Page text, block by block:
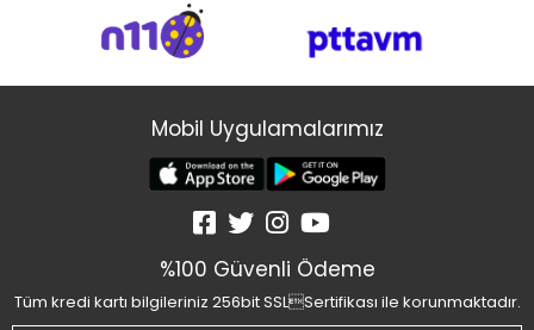
Mobil Uygulamalarımız
%100 Güvenli Ödeme
Tüm kredi kartı bilgileriniz 256bit SSLSertifikası ile korunmaktadır.